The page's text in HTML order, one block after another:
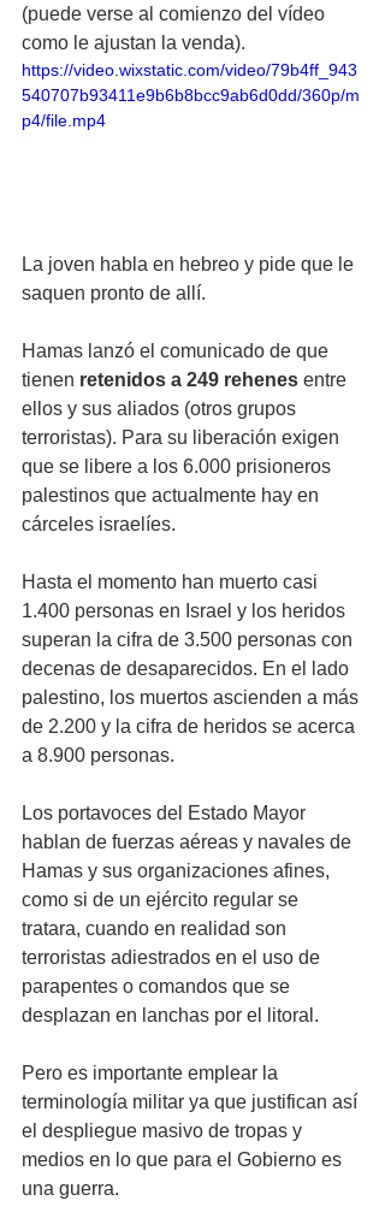
(puede verse al comienzo del vídeo
como le ajustan la venda).
https://video.wixstatic.com/video/79b4ff_943
540707b93411e9b6b8bcc9ab6d0dd/360p/m
p4/file.mp4
La joven habla en hebreo y pide que le
saquen pronto de allí.
Hamas lanzó el comunicado de que
tienen retenidos a 249 rehenes entre
ellos y sus aliados (otros grupos
terroristas). Para su liberación exigen
que se libere a los 6.000 prisioneros
palestinos que actualmente hay en
cárceles israelíes.
Hasta el momento han muerto casi
1.400 personas en Israel y los heridos
superan la cifra de 3.500 personas con
decenas de desaparecidos. En el lado
palestino, los muertos ascienden a más
de 2.200 y la cifra de heridos se acerca
a 8.900 personas.
Los portavoces del Estado Mayor
hablan de fuerzas aéreas y navales de
Hamas y sus organizaciones afines,
como si de un ejército regular se
tratara, cuando en realidad son
terroristas adiestrados en el uso de
parapentes o comandos que se
desplazan en lanchas por el litoral.
Pero es importante emplear la
terminología militar ya que justifican así
el despliegue masivo de tropas y
medios en lo que para el Gobierno es
una guerra.